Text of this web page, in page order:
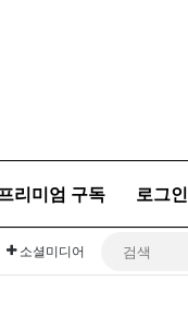
리미엄 구독 로그인
소셜미디어